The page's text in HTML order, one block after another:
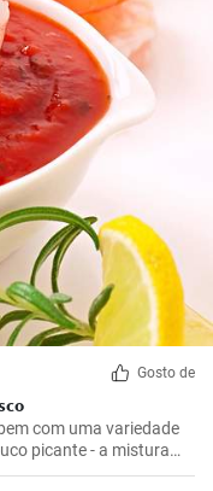
Gosto de
com uma variedade
picante - a mistura
marisco.